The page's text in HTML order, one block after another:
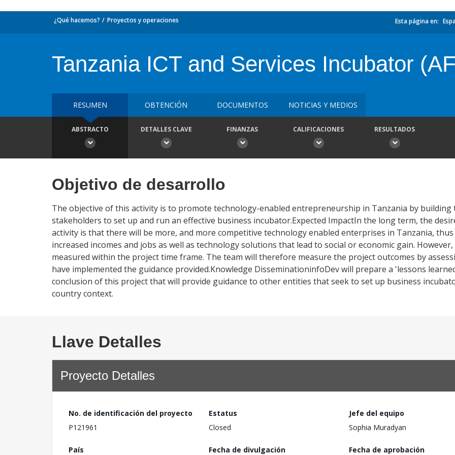
¿Qué hacemos? Proyectos y operaciones Esta página en:
Tanzania ICT and Services Incubator
RESUMEN OBTENCIÓN DOCUMENTOS NOTICIAS Y MEDIOS
ABSTRACTO DETALLES CLAVE FINANZAS CALIFICACIONES RESULTADOS
Objetivo de desarrollo
The objective of this activity is to promote technology-enabled entrepreneurship in Tanzania by building
stakeholders to set up and run an effective business incubator.Expected ImpactIn the long term, the
activity is that there will be more, and more competitive technology enabled enterprises in Tanzania,
increased incomes and jobs as well as technology solutions that lead to social or economic gain.
measured within the project time frame. The team will therefore measure the project outcomes by
have implemented the guidance provided.Knowledge DisseminationinfoDev will prepare a 'lessons
conclusion of this project that will provide guidance to other entities that seek to set up business
country context.
Llave Detalles
Proyecto Detalles
No. de identificación del proyecto
P121961
Estatus
Closed
Jefe del equipo
Sophia Muradyan
País
Fecha de divulgación
Fecha de aprobación